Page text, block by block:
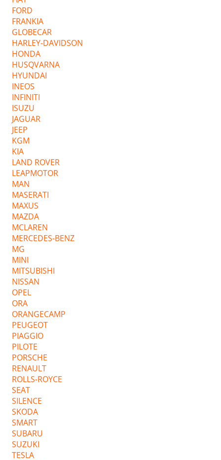
FORD
FRANKIA
GLOBECAR
HARLEY-DAVIDSON
HONDA
HUSQVARNA
HYUNDAI
INEOS
INFINITI
ISUZU
JAGUAR
JEEP
KGM
KIA
LAND ROVER
LEAPMOTOR
MAN
MASERATI
MAXUS
MAZDA
MCLAREN
MERCEDES-BENZ
MG
MINI
MITSUBISHI
NISSAN
OPEL
ORA
ORANGECAMP
PEUGEOT
PIAGGIO
PILOTE
PORSCHE
RENAULT
ROLLS-ROYCE
SEAT
SILENCE
SKODA
SMART
SUBARU
SUZUKI
TESLA